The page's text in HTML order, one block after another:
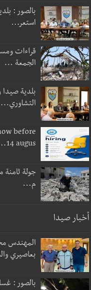
بالصور :
استعر...
قراءات
الجمعة ...
بلدية
التشاوري...
before
14 augus...
م...
أخبار صيدا
المهندس
بعاصيري
بالصور :